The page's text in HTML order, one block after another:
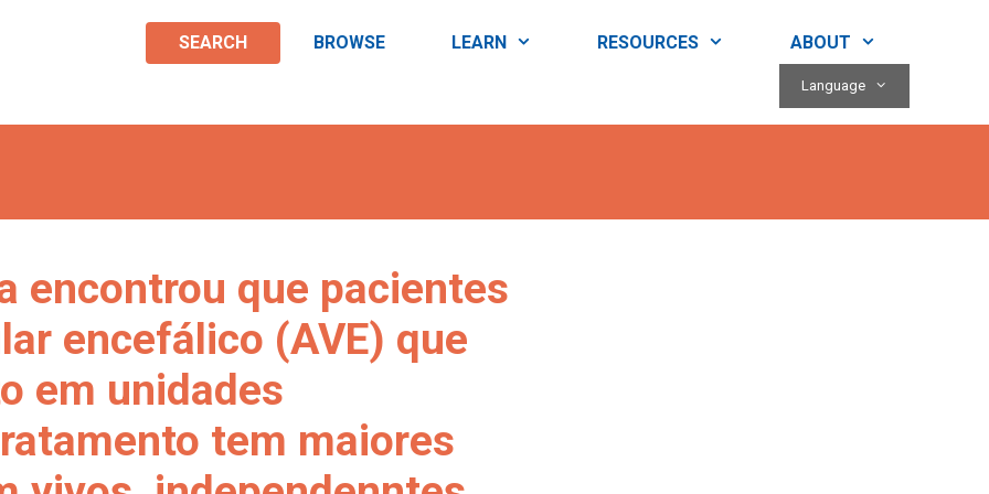
SEARCH BROWSE LEARN RESOURCES ABOUT
Language
encontrou que pacientes
encefálico (AVE) que
em unidades
tem maiores